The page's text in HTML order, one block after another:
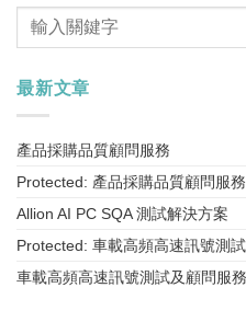
最新文章
產品採購品質顧問服務
Protected: 產品採購品質顧問服務
Allion AI PC SQA 測試解決方案
Protected: 車載高頻高速訊號測
車載高頻高速訊號測試及顧問服務